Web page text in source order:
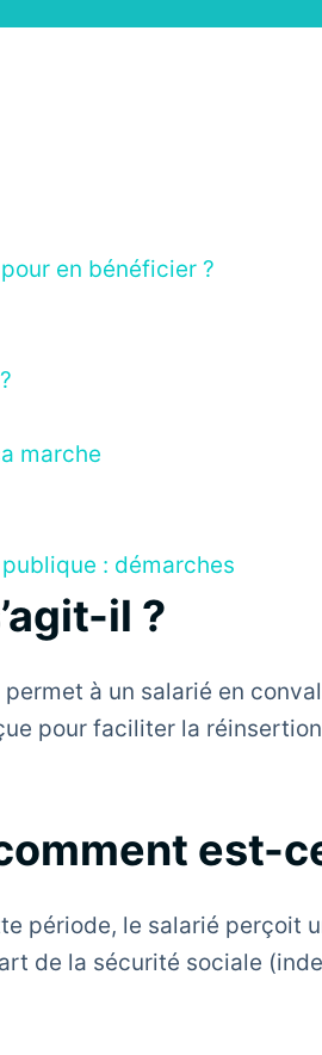
en bénéficier ?
marche
: démarches
il ?
à un salarié en
pour faciliter la
est-
période, le salarié perçoit
de la sécurité sociale